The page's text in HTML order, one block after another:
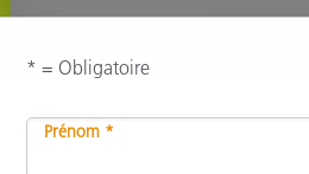
Partager
* = Obligatoire
Prénom *